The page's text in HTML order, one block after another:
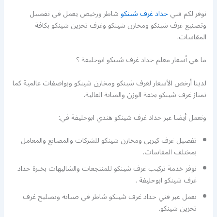
نوفر لكم فنيحداد غرف شينكوشاطر ورخيص يعمل في تفصيل
وتصنيع غرف شينكو ومخازن شينكو وغرف تخزين شينكو بكافة
المقاسات.
ما هي أسعار معلم حداد غرف شينكو ابوحليفة ؟
لدينا أرخص الأسعار لغرف شينكو ومخازن شينكو وبواصفات عالمية كما
تمتاز غرف شينكو بخفة الوزن والمتانة العالية.
ونعمل أيضا عبر حداد غرف شينكو هندي ابوحليفة في:
تفصيل غرف كيربي ومخازن شينكو للشركات والمصانع والمعامل
بمختلف المقاسات.
نوفر خدمة تركيب غرف شينكو للمنتجعات والشاليهات بخبرة حداد
غرف شينكو ابوحليفة .
نعمل عبر فني حداد غرف شينكو شاطر في صيانة وتصليح غرف
تخزين شينكو.